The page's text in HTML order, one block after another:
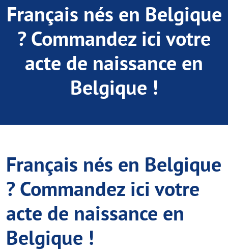
Français nés en Belgique
? Commandez ici votre
acte de naissance en
Belgique !
Français nés en Belgique
? Commandez ici votre
acte de naissance en
Belgique !